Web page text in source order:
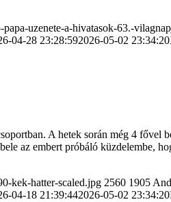
uzenete-a-hivatasok-63.-
04-28 23:28:592026-05-02 23:34:20
A hetek során még 4
az embert próbáló küzdelembe,
kek-hatter-scaled.jpg 2560 1905
04-18 21:39:442026-05-02 23:34:20